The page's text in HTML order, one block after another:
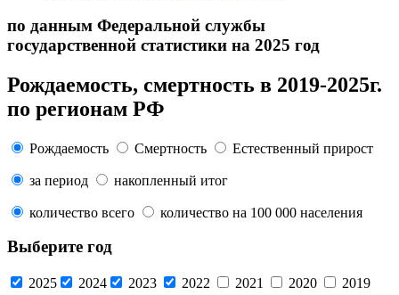
по данным Федеральной службы
государственной статистики на 2025 год
Рождаемость, смертность в 2019-2025г.
по регионам РФ
Рождаемость Смертность Естественный прирост
за период накопленный итог
количество всего количество на 100 000 населения
Выберите год
2025 2024 2023 2022 2021 2020
2019